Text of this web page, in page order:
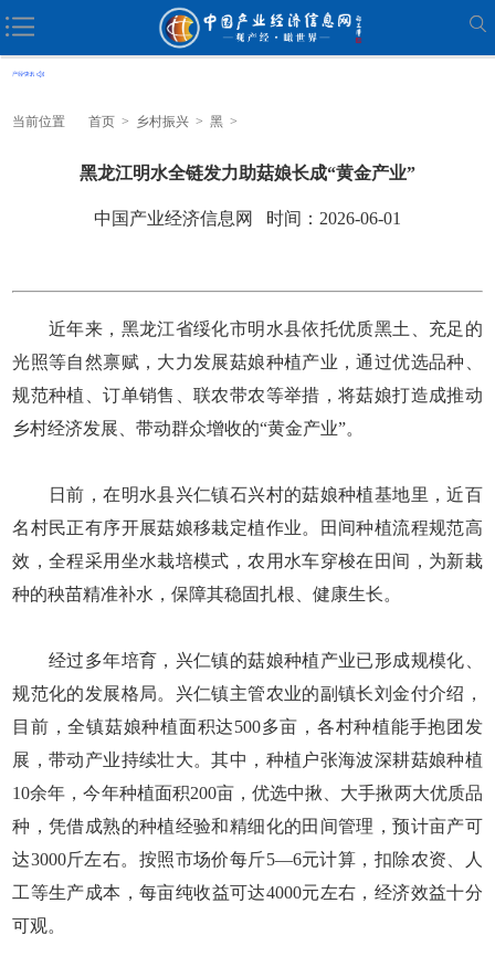
当前位置 首页 > 乡村振兴 > 黑 >
黑龙江明水全链发力助菇娘长成“黄金产业”
中国产业经济信息网 时间：2026-06-01
近年来，黑龙江省绥化市明水县依托优质黑土、充足的
光照等自然禀赋，大力发展菇娘种植产业，通过优选品种、
规范种植、订单销售、联农带农等举措，将菇娘打造成推动
乡村经济发展、带动群众增收的“黄金产业”。
日前，在明水县兴仁镇石兴村的菇娘种植基地里，近百
名村民正有序开展菇娘移栽定植作业。田间种植流程规范高
效，全程采用坐水栽培模式，农用水车穿梭在田间，为新栽
种的秧苗精准补水，保障其稳固扎根、健康生长。
经过多年培育，兴仁镇的菇娘种植产业已形成规模化、
规范化的发展格局。兴仁镇主管农业的副镇长刘金付介绍，
目前，全镇菇娘种植面积达500多亩，各村种植能手抱团发
展，带动产业持续壮大。其中，种植户张海波深耕菇娘种植
10余年，今年种植面积200亩，优选中揪、大手揪两大优质品
种，凭借成熟的种植经验和精细化的田间管理，预计亩产可
达3000斤左右。按照市场价每斤5—6元计算，扣除农资、人
工等生产成本，每亩纯收益可达4000元左右，经济效益十分
可观。